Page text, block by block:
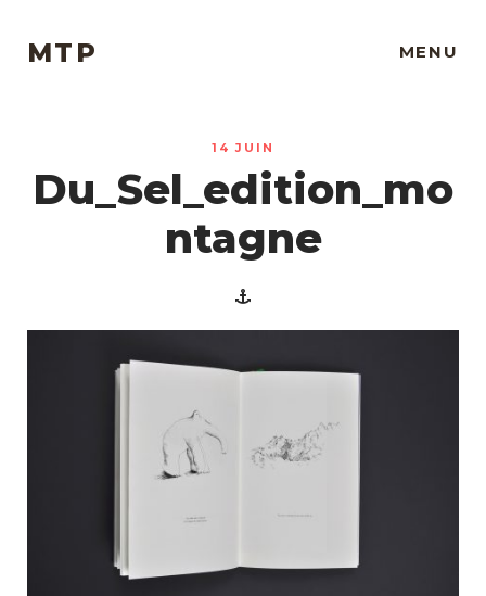
MTP MENU
Projets
À propos
14 JUIN
Du_Sel_edition_mo
ntagne